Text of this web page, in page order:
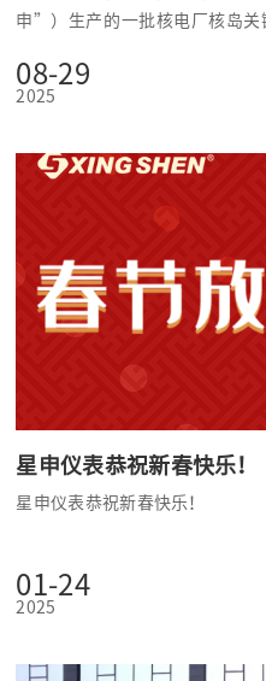
申”）生产的一批核电厂核岛关
08-29
2025
星申仪表恭祝新春快乐！
星申仪表恭祝新春快乐！
01-24
2025